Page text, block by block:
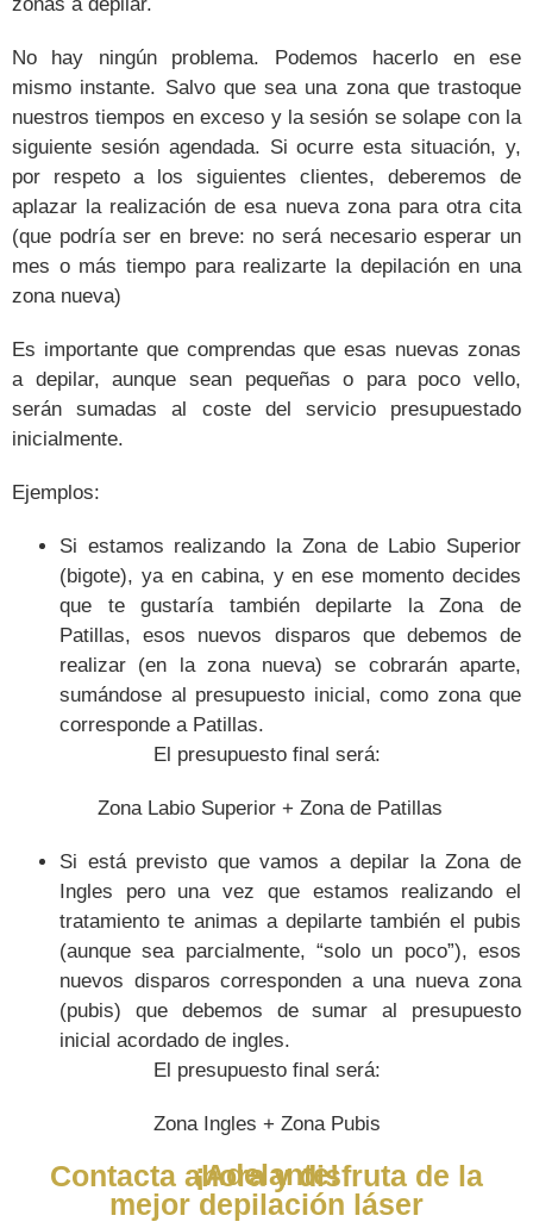
No hay ningún problema. Podemos hacerlo en ese
mismo instante. Salvo que sea una zona que trastoque
nuestros tiempos en exceso y la sesión se solape con la
siguiente sesión agendada. Si ocurre esta situación, y,
por respeto a los siguientes clientes, deberemos de
aplazar la realización de esa nueva zona para otra cita
(que podría ser en breve: no será necesario esperar un
mes o más tiempo para realizarte la depilación en una
zona nueva)
Es importante que comprendas que esas nuevas zonas
a depilar, aunque sean pequeñas o para poco vello,
serán sumadas al coste del servicio presupuestado
inicialmente.
Ejemplos:
Si estamos realizando la Zona de Labio Superior
(bigote), ya en cabina, y en ese momento decides
que te gustaría también depilarte la Zona de
Patillas, esos nuevos disparos que debemos de
realizar (en la zona nueva) se cobrarán aparte,
sumándose al presupuesto inicial, como zona que
corresponde a Patillas.
El presupuesto final será:
Zona Labio Superior + Zona de Patillas
Si está previsto que vamos a depilar la Zona de
Ingles pero una vez que estamos realizando el
tratamiento te animas a depilarte también el pubis
(aunque sea parcialmente, “solo un poco”), esos
nuevos disparos corresponden a una nueva zona
(pubis) que debemos de sumar al presupuesto
inicial acordado de ingles.
El presupuesto final será:
Zona Ingles + Zona Pubis
¡Adelante!
Contacta ahora y disfruta de la
mejor depilación láser